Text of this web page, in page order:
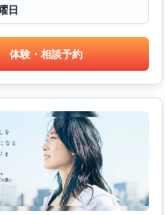
日
体験・相談予約